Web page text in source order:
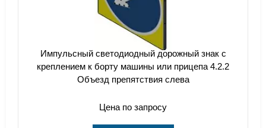
Импульсный cветодиодный дорожный знак с
креплением к борту машины или прицепа 4.2.2
Объезд препятствия слева
Цена по запросу